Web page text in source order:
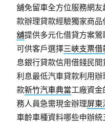
舖免留車全方位服務網友
款辦理貸款經驗獨家商
舖提供多元化借貸方案
可供客戶選擇三峽支票借
息銀行貸款信用借錢民
利息最低汽車貸款利用
款新竹汽車典當工廠資金
務人員急需現金辦理屏東
車齡車種資料哪些申辦